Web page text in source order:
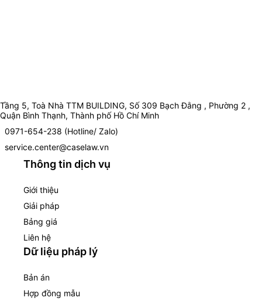
Tầng 5, Toà Nhà TTM BUILDING, Số 309 Bạch Đằng , Phường 2 ,
Quận Bình Thạnh, Thành phố Hồ Chí Minh
0971-654-238 (Hotline/ Zalo)
service.center@caselaw.vn
Thông tin dịch vụ
Giới thiệu
Giải pháp
Bảng giá
Liên hệ
Dữ liệu pháp lý
Bản án
Hợp đồng mẫu